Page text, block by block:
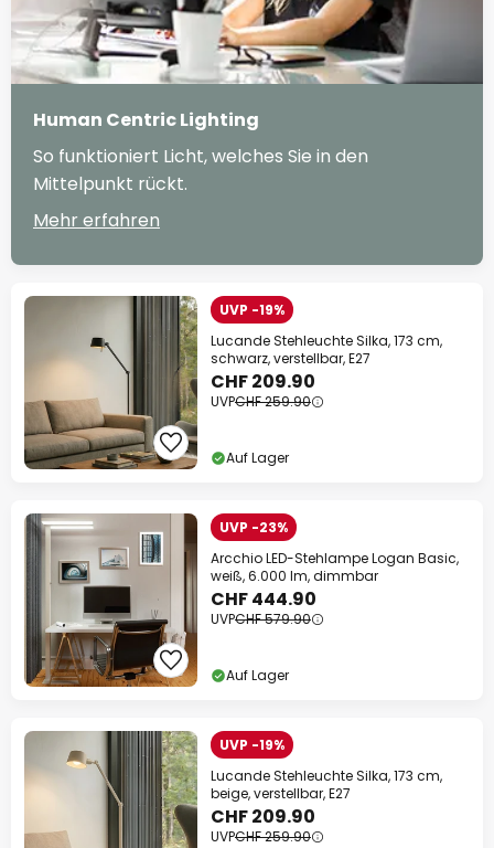
Human Centric Lighting
So funktioniert Licht, welches Sie in den
Mittelpunkt rückt.
Mehr erfahren
UVP -19%
Lucande Stehleuchte Silka, 173 cm,
schwarz, verstellbar, E27
CHF 209.90
UVPCHF 259.90
Auf Lager
UVP -23%
Arcchio LED-Stehlampe Logan Basic,
weiß, 6.000 lm, dimmbar
CHF 444.90
UVPCHF 579.90
Auf Lager
UVP -19%
Lucande Stehleuchte Silka, 173 cm,
beige, verstellbar, E27
CHF 209.90
UVPCHF 259.90